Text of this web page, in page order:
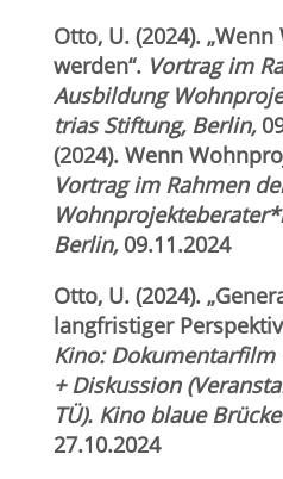
Otto, U. (2024).
werden“. Vortrag im
Ausbildung
trias Stiftung, Berlin,
(2024). Wenn
Vortrag im Rahmen
Berlin,09.11.2024
Otto, U. (2024).
langfristiger
Kino: Dokumentarfilm
+ Diskussion
TÜ). Kino blaue
27.10.2024